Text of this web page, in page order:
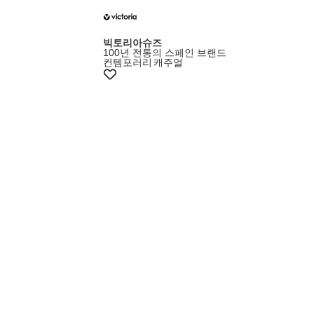
빅토리아슈즈
100년 전통의 스페인 브랜드
컨템포러리 캐주얼